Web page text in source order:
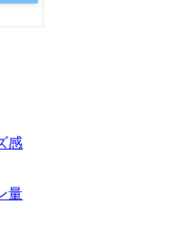
感
量